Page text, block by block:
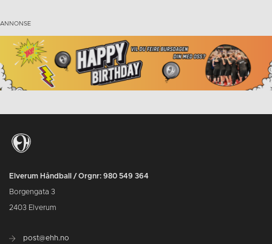
Elverum Håndball / Orgnr: 980 549 364
Borgengata 3
2403 Elverum
post@ehh.no